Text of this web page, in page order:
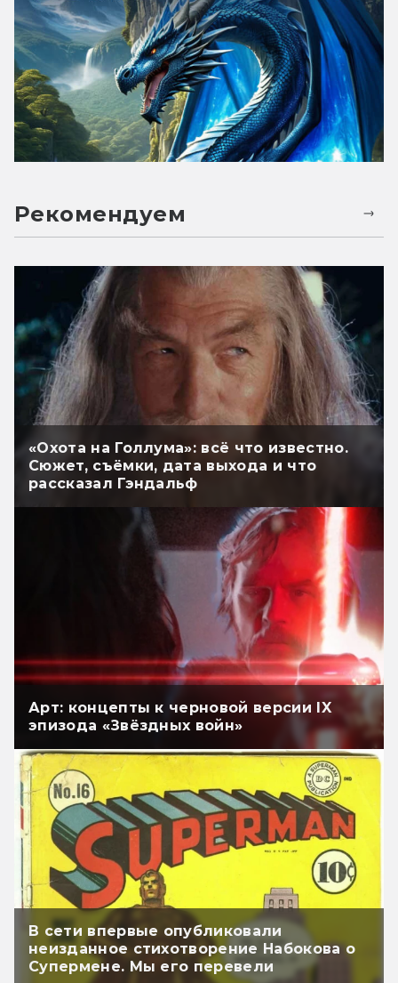
Рекомендуем
«Охота на Голлума»: всё что известно.
Сюжет, съёмки, дата выхода и что
рассказал Гэндальф
Арт: концепты к черновой версии IX
эпизода «Звёздных войн»
В сети впервые опубликовали
неизданное стихотворение Набокова о
Супермене. Мы его перевели